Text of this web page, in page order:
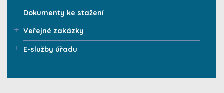
Dokumenty ke stažení
Veřejné zakázky
E-služby úřadu